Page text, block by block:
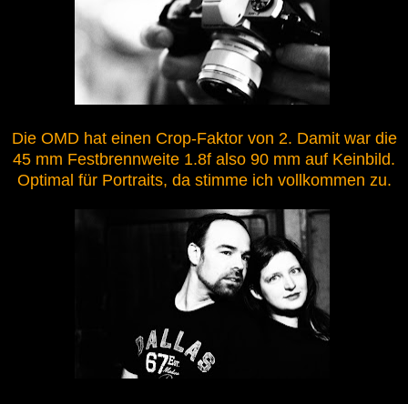
Die OMD hat einen Crop-Faktor von 2. Damit war die
45 mm Festbrennweite 1.8f also 90 mm auf Keinbild.
Optimal für Portraits, da stimme ich vollkommen zu.